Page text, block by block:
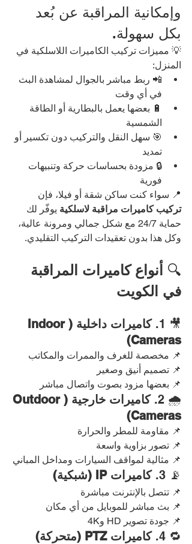
وإمكانية المراقبة عن بُعد
بكل سهولة.
💡 مميزات تركيب الكاميرات اللاسلكية في
المنزل:
📲 ربط مباشر بالجوال لمشاهدة البث
في أي وقت
🔋 بعضها يعمل بالبطارية أو الطاقة
الشمسية
🎯 سهل النقل والتركيب دون تكسير أو
تمديد
🔒 مزودة بحساسات حركة وتنبيهات
فورية
📍 سواء كنت ساكن شقة أو فيلا، فإن
تركيب كاميرات مراقبة لاسلكية يوفّر لك
حماية 24/7 مع شكل جمالي ومرونة عالية،
وكل هذا بدون تعقيدات التركيب التقليدي.
🔍 أنواع كاميرات المراقبة
في الكويت
🎥 1.
كاميرات داخلية (Indoor
Cameras)
📌 مخصصة للغرف والممرات والمكاتب
📌 تصميم أنيق وصغير
📌 بعضها مزود بصوت واتصال مباشر
🌧️ 2.
كاميرات خارجية (Outdoor
Cameras)
📌 مقاومة للمطر والحرارة
📌 تصور بزاوية واسعة
📌 مثالية لمواقف السيارات ومداخل المباني
📡 3. كاميرات IP (شبكية)
📌 تتصل بالإنترنت مباشرة
📌 بث مباشر للموبايل من أي مكان
📌 جودة تصوير HD و4K
🔁 4. كاميرات PTZ (متحركة)